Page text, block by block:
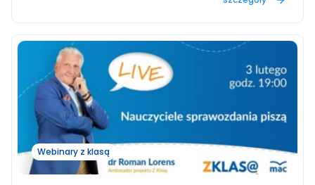
Webinary z klasą